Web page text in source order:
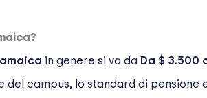
in genere si va da Da $ 3.500
campus, lo standard di pensione